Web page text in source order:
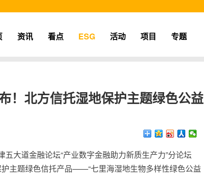
资讯 看点 ESG 活动 项目 专题
！北方信托湿地保护主题绿色公益
大道金融论坛“产业数字金融助力新质生产力”分论坛
主题绿色信托产品——“七里海湿地生物多样性绿色公益